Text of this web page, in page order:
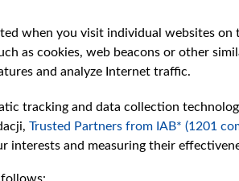
Ценности «Белсата»
Как нас смотреть
Награды
Как нас поддержать
Давление со стороны
беларусских властей
when you visit individual websites
as cookies, web beacons or other
and analyze Internet traffic.
tracking and data collection
Trusted Partners from IAB* (1201
and measuring their